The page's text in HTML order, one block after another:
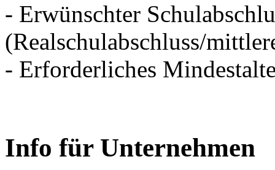
- Erwünschter
(Realschulabschluss/
- Erforderliches
Info für Unternehmen